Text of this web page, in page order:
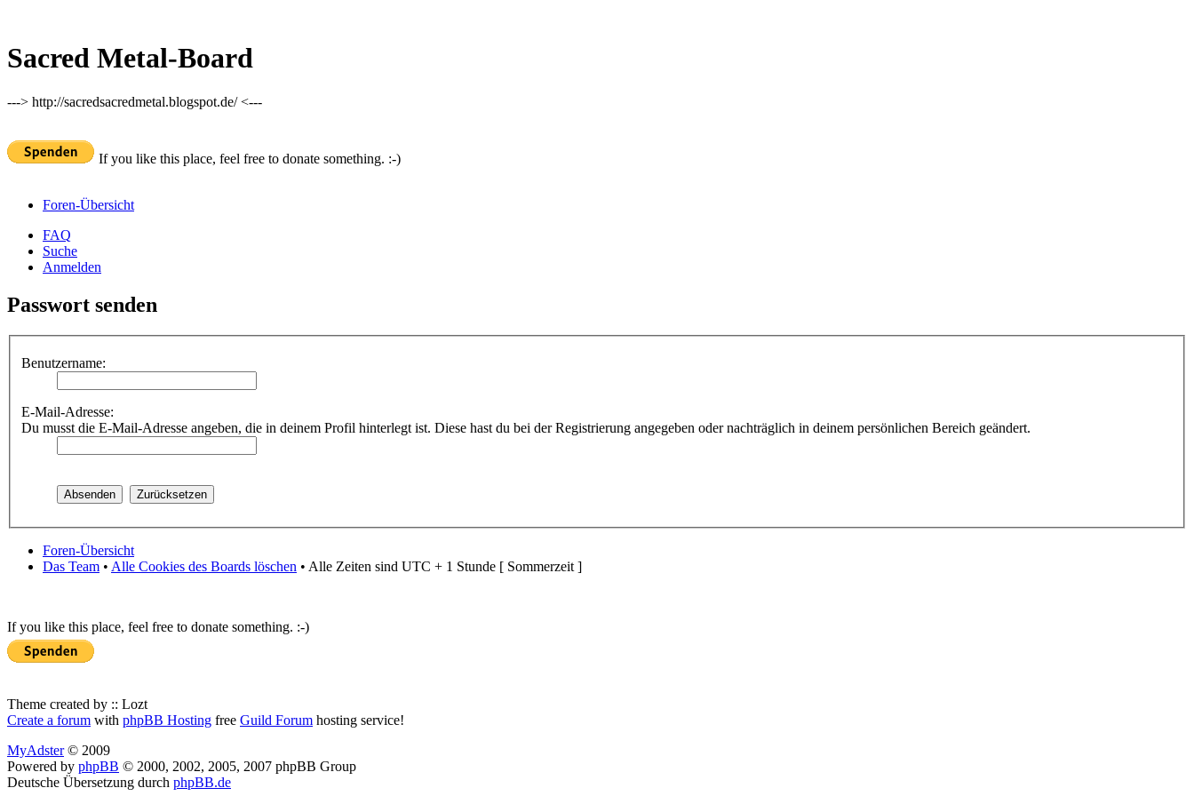
Sacred Metal-Board
---> http://sacredsacredmetal.blogspot.de/ <---
If you like this place, feel free to donate something. :-)
Foren-Übersicht
FAQ
Suche
Anmelden
Passwort senden
Benutzername:
E-Mail-Adresse:
Du musst die E-Mail-Adresse angeben, die in deinem Profil hinterlegt ist. Diese hast du bei der Registrierung angegeben oder nachträglich in deinem persönlichen Bereich geändert.
Foren-Übersicht
Das Team • Alle Cookies des Boards löschen • Alle Zeiten sind UTC + 1 Stunde [ Sommerzeit ]
If you like this place, feel free to donate something. :-)
Theme created by :: Lozt
Create a forum with phpBB Hosting free Guild Forum hosting service!
MyAdster© 2009
Powered by phpBB © 2000, 2002, 2005, 2007 phpBB Group
Deutsche Übersetzung durch phpBB.de